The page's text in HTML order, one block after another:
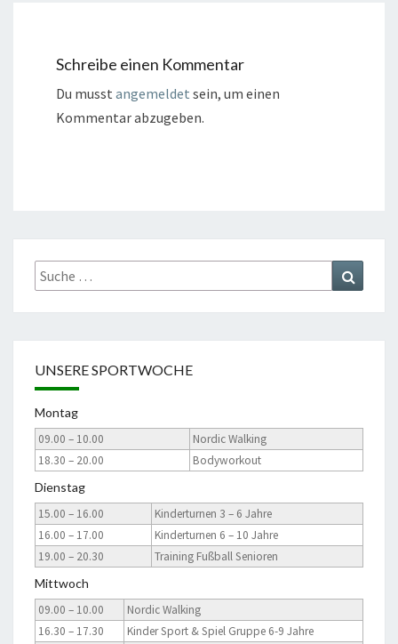
Schreibe einen Kommentar
Du musst angemeldet sein, um einen
Kommentar abzugeben.
Suche
nach:
UNSERE SPORTWOCHE
Montag
09.00 – 10.00
Nordic Walking
18.30 – 20.00
Bodyworkout
Dienstag
15.00 – 16.00
Kinderturnen 3 – 6 Jahre
16.00 – 17.00
Kinderturnen 6 – 10 Jahre
19.00 – 20.30
Training Fußball Senioren
Mittwoch
09.00 – 10.00
Nordic Walking
16.30 – 17.30
Kinder Sport & Spiel Gruppe 6-9 Jahre